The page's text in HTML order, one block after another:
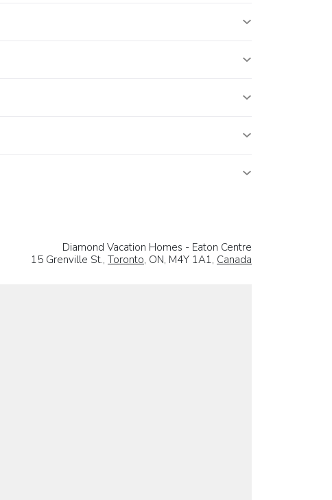
Diamond Vacation Homes - Eaton Centre
15 Grenville St., Toronto, ON, M4Y 1A1, Canada